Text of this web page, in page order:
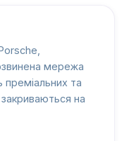
мережа
преміальних та
на